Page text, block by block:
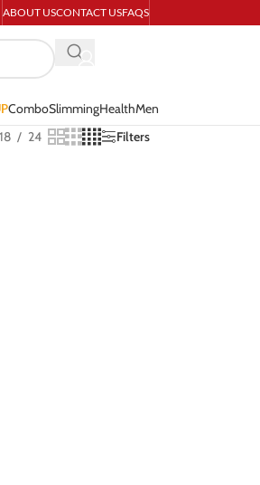
ABOUT USCONTACT USFAQS
ComboSlimmingHealthMen
18 24 Filters